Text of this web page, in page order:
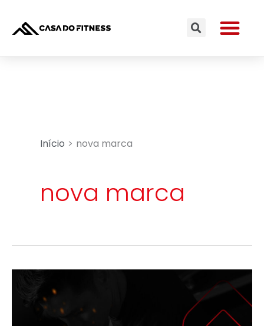
para
Search
Início nova marca
nova marca
CASA